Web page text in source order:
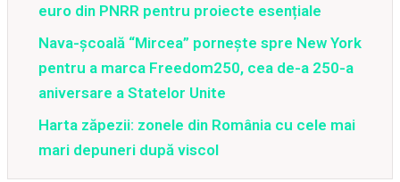
euro din PNRR pentru proiecte esențiale
Nava-școală “Mircea” pornește spre New York
pentru a marca Freedom250, cea de-a 250-a
aniversare a Statelor Unite
Harta zăpezii: zonele din România cu cele mai
mari depuneri după viscol